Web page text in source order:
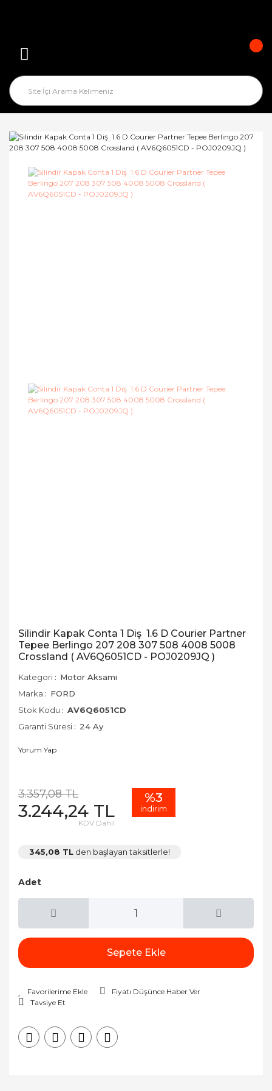
Silindir Kapak Conta 1 Diş 1.6 D Courier Partner
Tepee Berlingo 207 208 307 508 4008 5008
Crossland ( AV6Q6051CD - POJ0209JQ )
Kategori
Motor Aksamı
Marka
FORD
Stok Kodu
AV6Q6051CD
Garanti Süresi
24 Ay
Yorum Yap
3.357,08 TL
3.244,24 TL
KDV Dahil
%3
indirim
345,08 TL den başlayan taksitlerle!
Adet
Sepete Ekle
Fiyatı Düşünce Haber Ver
Tavsiye Et